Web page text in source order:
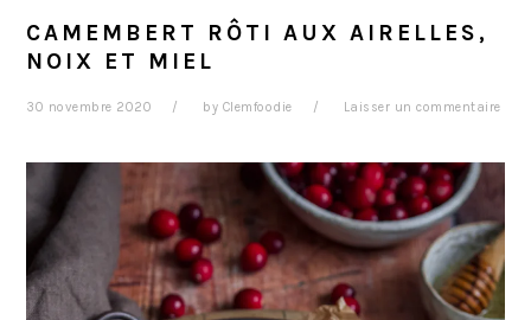
CAMEMBERT RÔTI AUX AIRELLES,
NOIX ET MIEL
30 novembre 2020 by Clemfoodie Laisser un commentaire